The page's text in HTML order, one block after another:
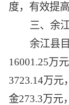
度，有效提
三、余
余江县
16001.25万
3723.14万元
金273.3万元